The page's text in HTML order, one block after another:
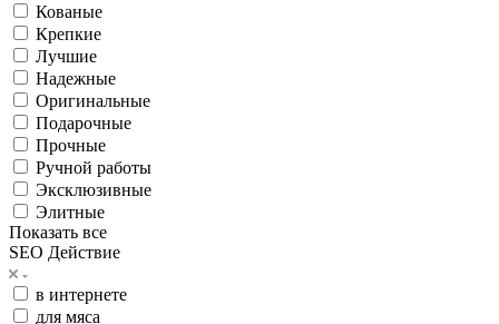
Кованые
Крепкие
Лучшие
Надежные
Оригинальные
Подарочные
Прочные
Ручной работы
Эксклюзивные
Элитные
Показать все
SEO Действие
в интернете
для мяса